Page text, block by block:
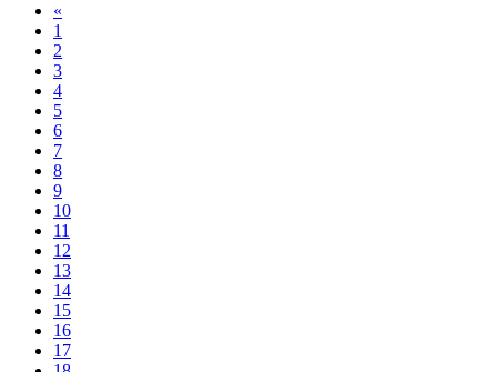
«
1
2
3
4
5
6
7
8
9
10
11
12
13
14
15
16
17